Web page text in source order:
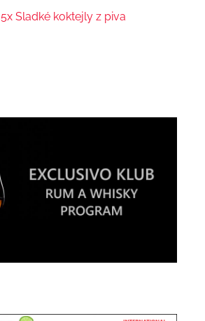
5x Sladké koktejly z piva